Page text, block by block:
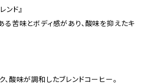
ンド』
る苦味とボディ感があり、酸味を抑えたキ
酸味が調和したブレンドコーヒー。